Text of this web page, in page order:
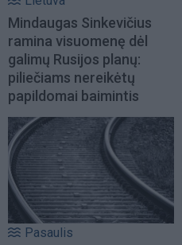
Mindaugas Sinkevičius
ramina visuomenę dėl
galimų Rusijos planų:
piliečiams nereikėtų
papildomai baimintis
Pasaulis